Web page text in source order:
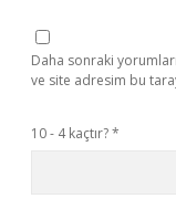
Daha sonraki
ve site adresim bu
10 - 4 kaçtır?*